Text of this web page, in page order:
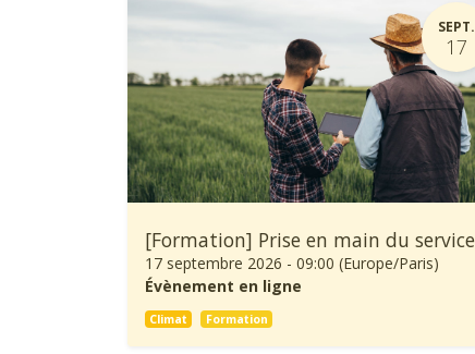
SEPT.
17
17 septembre 2026 - 09:00 (Europe/Paris)
Évènement en ligne
Climat Formation